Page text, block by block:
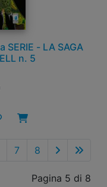
SERIE - LA SAGA
n. 5
7 8
Pagina 5 di 8